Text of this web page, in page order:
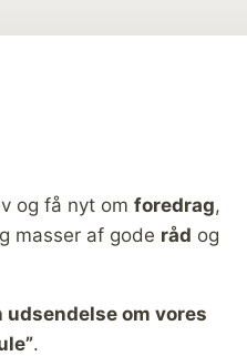
og få nyt om foredrag,
masser af gode råd og
udsendelse om vores
.